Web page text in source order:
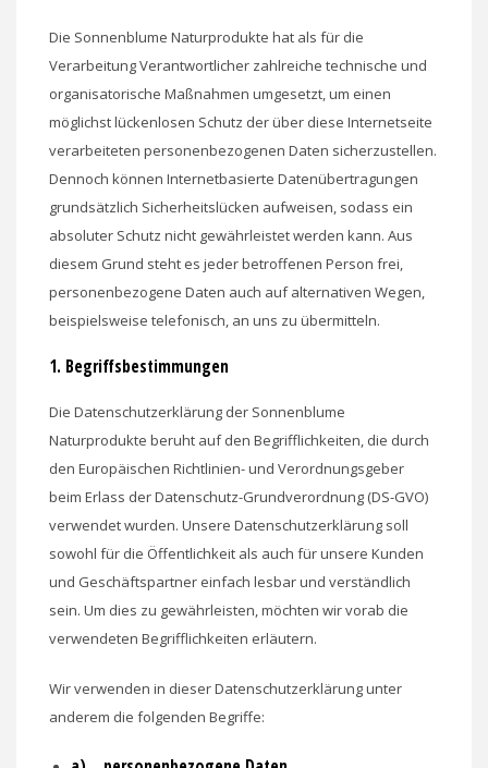
Die Sonnenblume Naturprodukte hat als für die
Verarbeitung Verantwortlicher zahlreiche technische und
organisatorische Maßnahmen umgesetzt, um einen
möglichst lückenlosen Schutz der über diese Internetseite
verarbeiteten personenbezogenen Daten sicherzustellen.
Dennoch können Internetbasierte Datenübertragungen
grundsätzlich Sicherheitslücken aufweisen, sodass ein
absoluter Schutz nicht gewährleistet werden kann. Aus
diesem Grund steht es jeder betroffenen Person frei,
personenbezogene Daten auch auf alternativen Wegen,
beispielsweise telefonisch, an uns zu übermitteln.
1. Begriffsbestimmungen
Die Datenschutzerklärung der Sonnenblume
Naturprodukte beruht auf den Begrifflichkeiten, die durch
den Europäischen Richtlinien- und Verordnungsgeber
beim Erlass der Datenschutz-Grundverordnung (DS-GVO)
verwendet wurden. Unsere Datenschutzerklärung soll
sowohl für die Öffentlichkeit als auch für unsere Kunden
und Geschäftspartner einfach lesbar und verständlich
sein. Um dies zu gewährleisten, möchten wir vorab die
verwendeten Begrifflichkeiten erläutern.
Wir verwenden in dieser Datenschutzerklärung unter
anderem die folgenden Begriffe: